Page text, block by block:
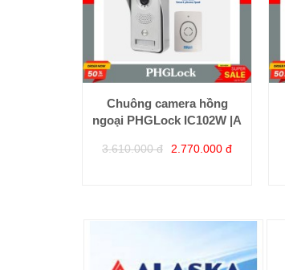
Chuông camera hồng
ngoại PHGLock IC102W |A
3.610.000 đ 2.770.000 đ